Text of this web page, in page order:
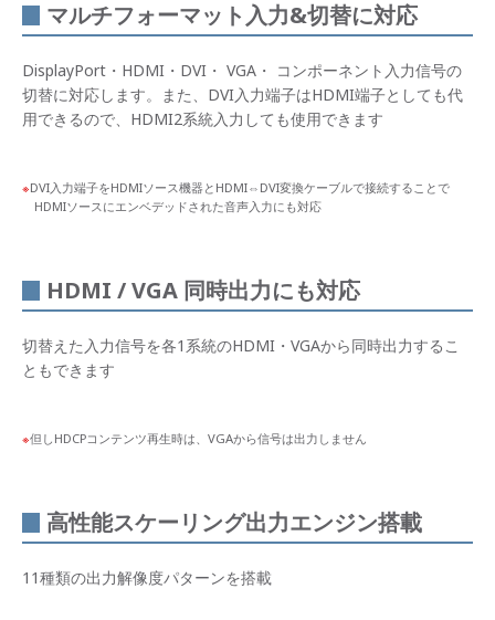
マルチフォーマット入力&切替に対応
DisplayPort・HDMI・DVI・ VGA・ コンポーネント入力信号の
切替に対応します。また、DVI入力端子はHDMI端子としても代
用できるので、HDMI2系統入力しても使用できます
DVI入力端子をHDMIソース機器とHDMI⇔DVI変換ケーブルで接続することで
HDMIソースにエンベデッドされた音声入力にも対応
HDMI / VGA 同時出力にも対応
切替えた入力信号を各1系統のHDMI・VGAから同時出力するこ
ともできます
但しHDCPコンテンツ再生時は、VGAから信号は出力しません
高性能スケーリング出力エンジン搭載
11種類の出力解像度パターンを搭載